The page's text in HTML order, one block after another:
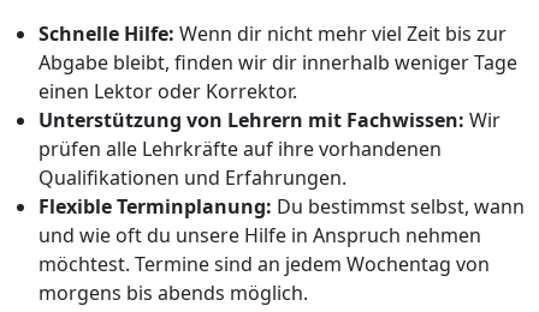
Schnelle Hilfe: Wenn dir nicht mehr viel Zeit bis zur
Abgabe bleibt, finden wir dir innerhalb weniger Tage
einen Lektor oder Korrektor.
Unterstützung von Lehrern mit Fachwissen: Wir
prüfen alle Lehrkräfte auf ihre vorhandenen
Qualifikationen und Erfahrungen.
Flexible Terminplanung: Du bestimmst selbst, wann
und wie oft du unsere Hilfe in Anspruch nehmen
möchtest. Termine sind an jedem Wochentag von
morgens bis abends möglich.